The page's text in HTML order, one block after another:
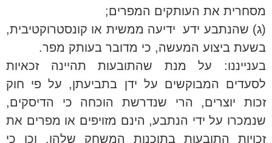
מסחרית את העותקים המפרים;
(ג) שהנתבע ידע ידיעה ממשית או קונסטרוקטיבית,
בשעת ביצוע המעשה, כי מדובר בעותק מפר.
בענייננו: על מנת שהתובעות תהיינה זכאיות
לסעדים המבוקשים על ידן בתביעתן, על פי חוק
זכות יוצרים, הרי שנדרשת הוכחה כי הדיסקים,
שנמכרו על ידי הנתבע, הינם מזויפים או מפרים את
זכויות התובעות בתוכנות המשחק שלהן, וכן כי